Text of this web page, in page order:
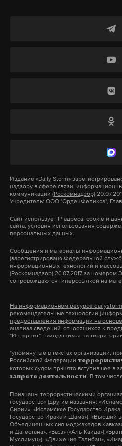
отметил, что он и его
власть сама себе не может».
Внимание
Ролик, в котором он
быстро разошелся по
«Это круто — куда-то
ведущий парламентариев.
поднять врачам, а подняли
госслужащие — да ну их на
главное, что нам нужно
избранниках», —
официальном канале ТВК на
почти миллиона.
Подпишитесь на
работает там, где
А еще мы есть в
Макс
Дзен
Издание «Daily Storm»
надзору в сфере связи,
коммуникаций (Роскомнадзор)
Учредитель: ООО "ОрденФеликса",
Сайт использует IP адреса, cookie и
сайта, условия использования
персональных данных.
Сообщения и материалы
(зарегистрировано Федеральной
информационных технологий и
(Роскомнадзор) 20.07.2017 за
сопровождаются гиперссылкой на
На информационном ресурсе
рекомендательные технологии
предоставления информации на
анализа сведений, относящихся к
"Интернет", находящихся на
*упомянутые в текстах организации,
Российской Федерации
которых судом принято вступившее в
запрете деятельности. В том
Признаны террористическими
государство» (другие названия:
Сирии», «Исламское Государство
Государство Ирака и Шама»),
Объединенных сил моджахедов
и Дагестана», «База» («Аль-
Муслимун»), «Движение Талибан»,